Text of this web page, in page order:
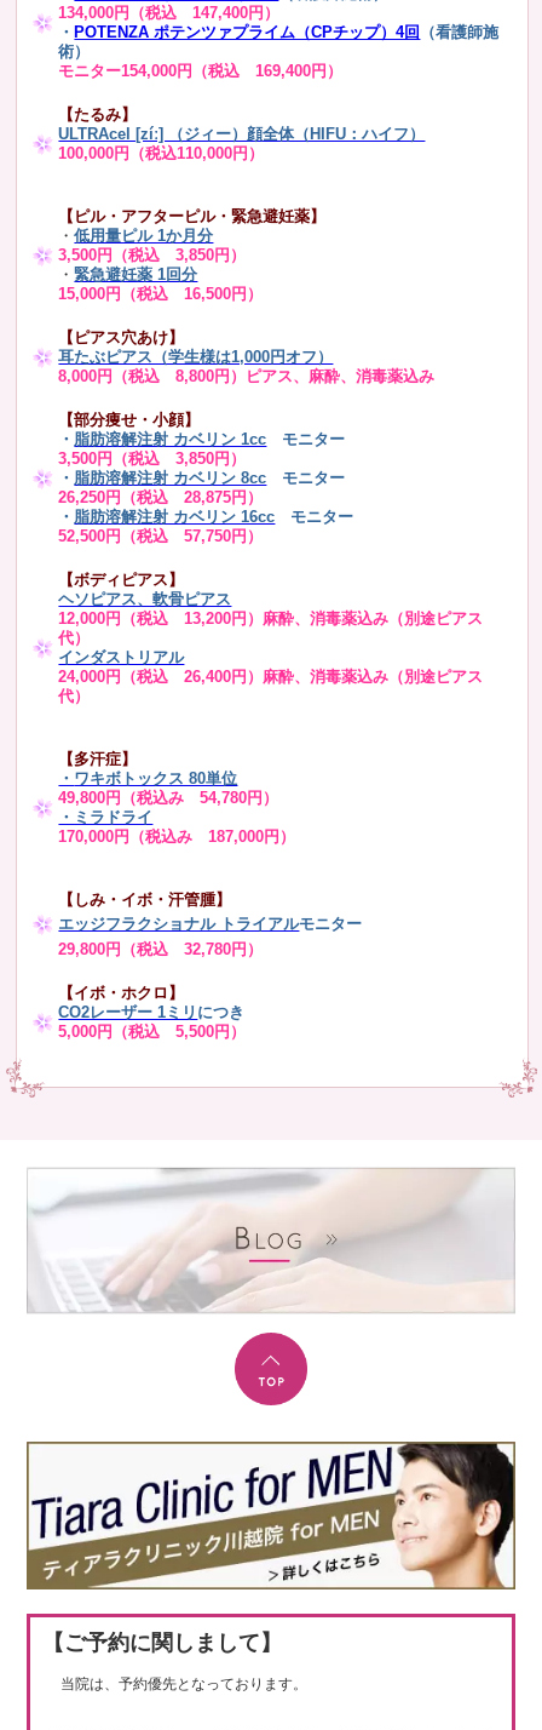
134,000円（税込 147,400円）
・ POTENZA ポテンツァプライム（CPチップ）4回
（看護師施
術）
モニター154,000円（税込 169,400円）
【たるみ】
ULTRAcel [zíː] （ジィー）顔全体（HIFU：ハイフ）
100,000円（税込110,000円）
【ピル・アフターピル・緊急避妊薬】
・低用量ピル 1か月分
3,500円（税込 3,850円）
・緊急避妊薬 1回分
15,000円（税込 16,500円）
【ピアス穴あけ】
耳たぶピアス（学生様は1,000円オフ）
8,000円（税込 8,800円）ピアス、麻酔、消毒薬込み
【部分痩せ・小顔】
・ 脂肪溶解注射 カベリン 1cc モニター
3,500円（税込 3,850円）
・ 脂肪溶解注射 カベリン 8cc モニター
26,250円（税込 28,875円）
・ 脂肪溶解注射 カベリン 16cc
モニター
52,500円（税込 57,750円）
【ボディピアス】
ヘソピアス、軟骨ピアス
12,000円（税込 13,200円）麻酔、消毒薬込み（別途ピアス
代）
インダストリアル
24,000円（税込 26,400円）麻酔、消毒薬込み（別途ピアス
代）
【多汗症】
・ ワキボトックス 80単位
49,800円（税込み 54,780円）
・ミラドライ
170,000円（税込み 187,000円）
【しみ・イボ・汗管腫】
エッジフラクショナル トライアルモニター
29,800円（税込 32,780円）
【イボ・ホクロ】
CO2レーザー 1ミリ につき
5,000円（税込 5,500円）
【ご予約に関しまして】
当院は、予約優先となっております。